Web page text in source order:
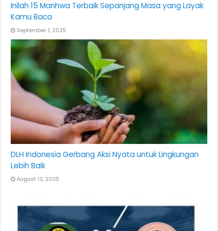
Inilah 15 Manhwa Terbaik Sepanjang Masa yang Layak
Kamu Baca
September 1, 2025
DLH Indonesia Gerbang Aksi Nyata untuk Lingkungan
Lebih Baik
August 13, 2025